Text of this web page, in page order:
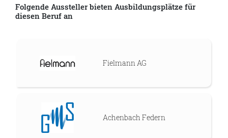
Folgende Aussteller bieten Ausbildungsplätze für
diesen Beruf an
Fielmann AG
Achenbach Federn